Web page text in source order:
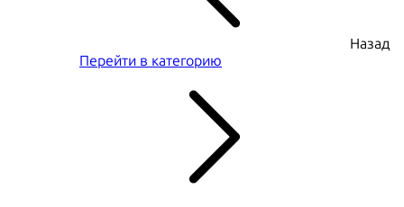
Назад
Перейти в категорию